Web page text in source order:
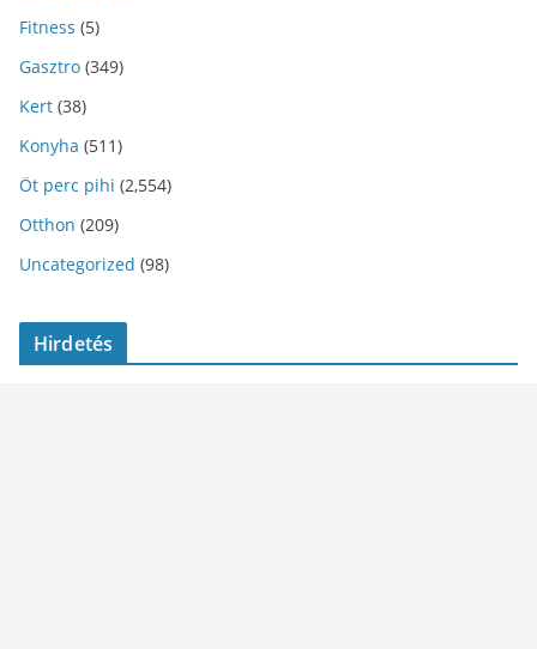
Fitness (5)
Gasztro (349)
Kert (38)
Konyha (511)
Öt perc pihi (2,554)
Otthon (209)
Uncategorized (98)
Hirdetés